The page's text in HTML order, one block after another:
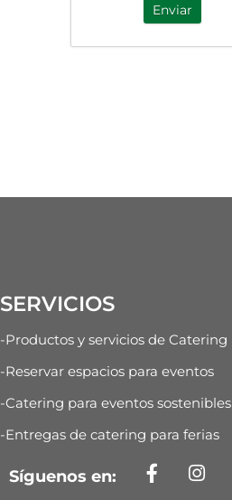
Enviar
SERVICIOS
-Productos y servicios de Catering
-Reservar espacios para eventos
-Catering para eventos sostenibles
-Entregas de catering para ferias
Síguenos en: